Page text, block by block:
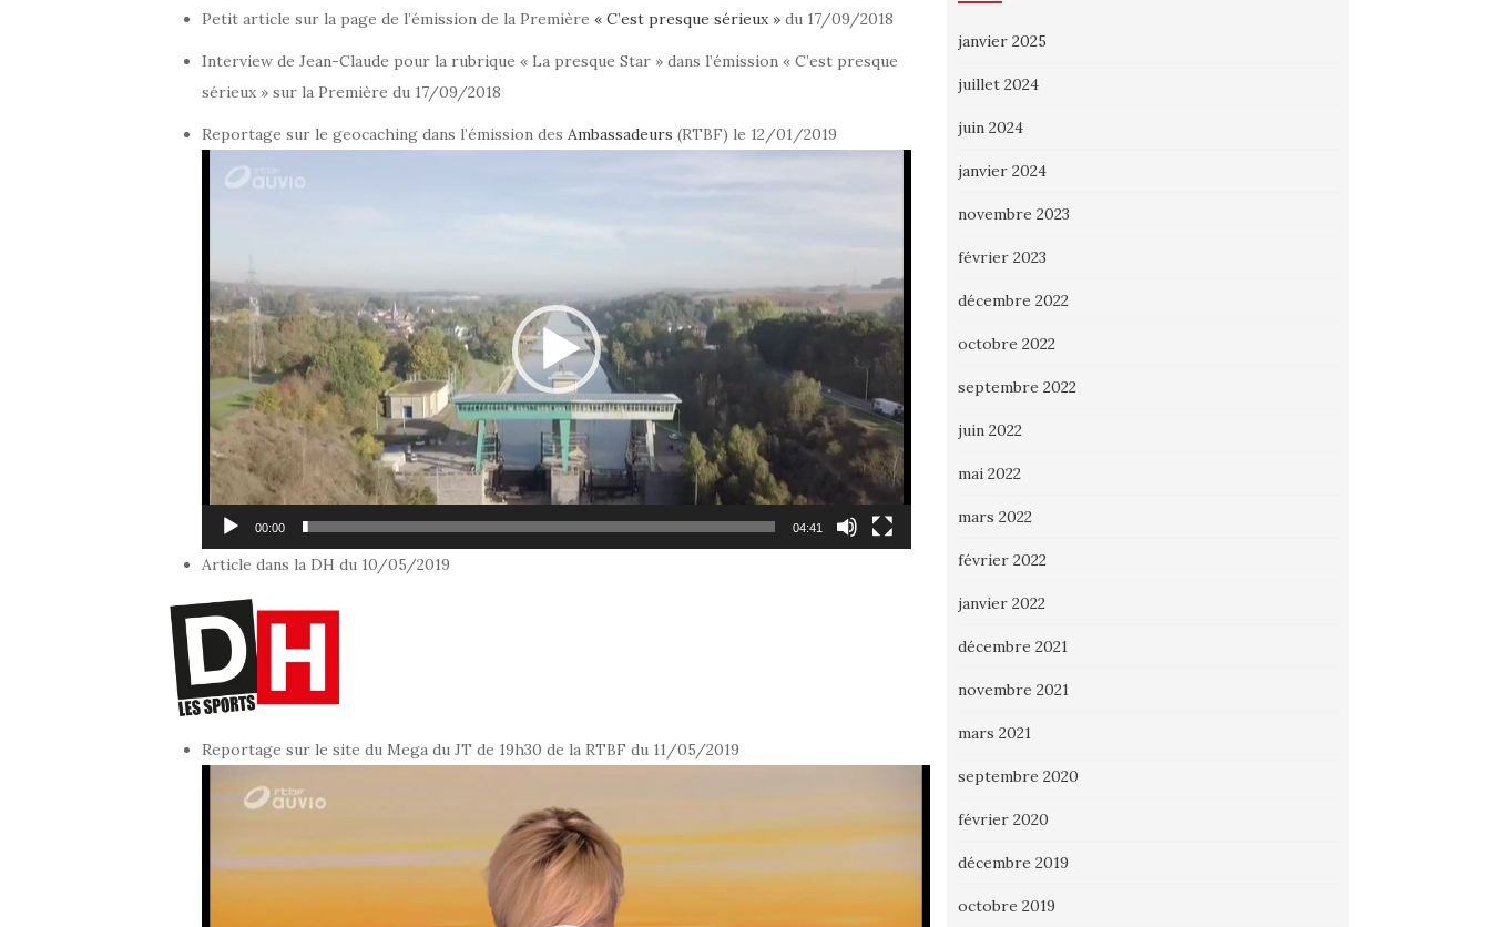
Petit article sur la page de l’émission de la Première « C’est presque sérieux » du 17/09/2018
Interview de Jean-Claude pour la rubrique « La presque Star » dans l’émission « C’est presque
sérieux » sur la Première du 17/09/2018
Reportage sur le geocaching dans l’émission des Ambassadeurs (RTBF) le 12/01/2019
Lecteur
00:00 04:41
Article dans la DH du 10/05/2019
Reportage sur le site du Mega du JT de 19h30 de la RTBF du 11/05/2019
janvier 2025
juillet 2024
juin 2024
janvier 2024
novembre 2023
février 2023
décembre 2022
octobre 2022
septembre 2022
juin 2022
mai 2022
mars 2022
février 2022
janvier 2022
décembre 2021
novembre 2021
mars 2021
septembre 2020
février 2020
décembre 2019
octobre 2019